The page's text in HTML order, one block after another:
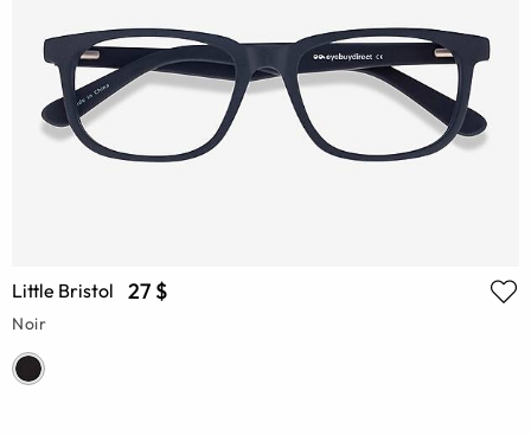
Little Bristol 27 $
Noir